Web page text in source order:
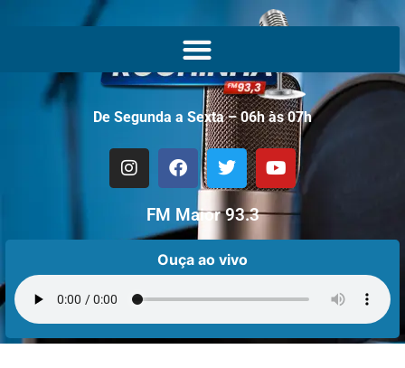
De Segunda a Sexta – 06h às 07h
FM Maior 93.3
Ouça ao vivo